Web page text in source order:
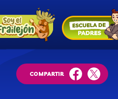
COMPARTIR
facebooktwitter